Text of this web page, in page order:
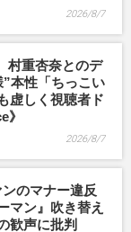
2026/8/7
村重杏奈とのデ
本性「ちっこい
虚しく視聴者ド
》
2026/8/7
のマナー違反
マン』吹き替え
歓声に批判